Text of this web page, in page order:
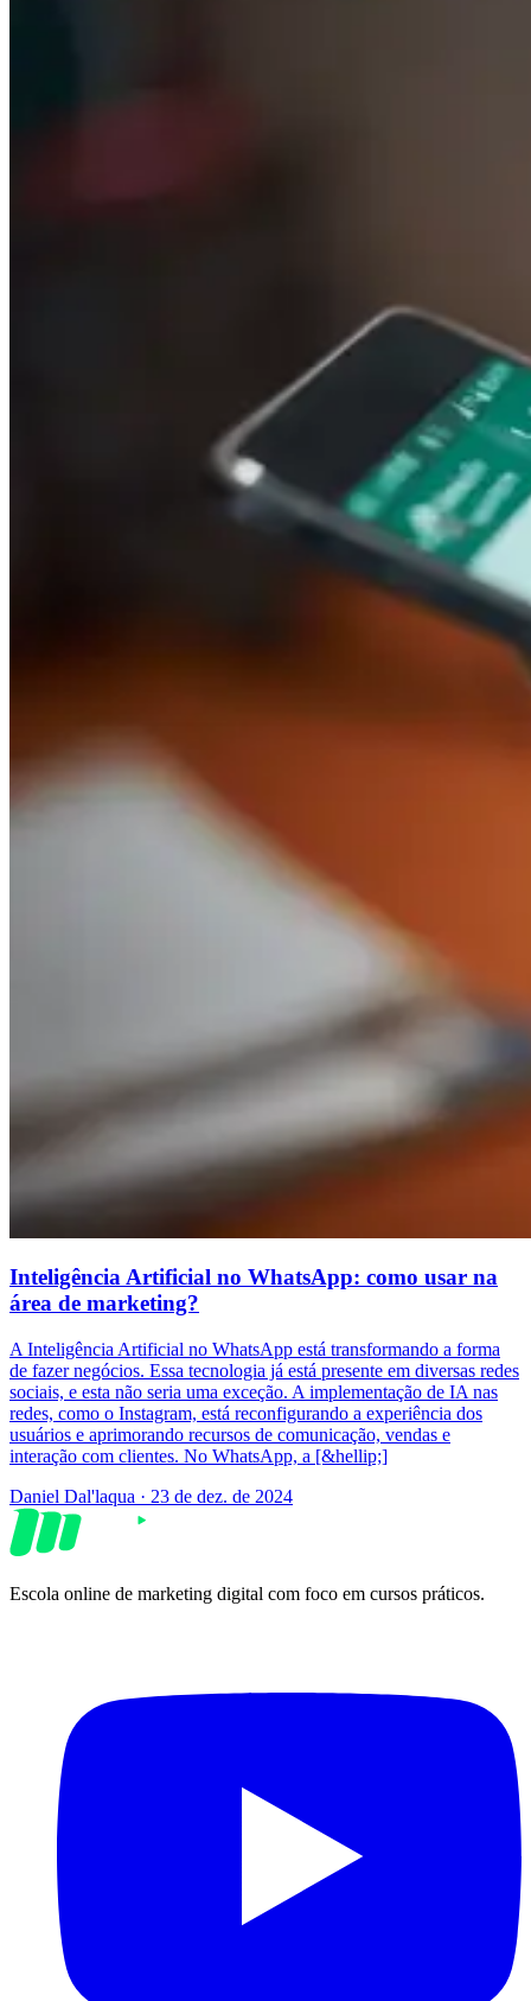
Inteligência Artificial no WhatsApp: como usar na
área de marketing?
A Inteligência Artificial no WhatsApp está transformando a forma
de fazer negócios. Essa tecnologia já está presente em diversas redes
sociais, e esta não seria uma exceção. A implementação de IA nas
redes, como o Instagram, está reconfigurando a experiência dos
usuários e aprimorando recursos de comunicação, vendas e
interação com clientes. No WhatsApp, a [&hellip;]
Daniel Dal'laqua · 23 de dez. de 2024
Escola online de marketing digital com foco em cursos práticos.